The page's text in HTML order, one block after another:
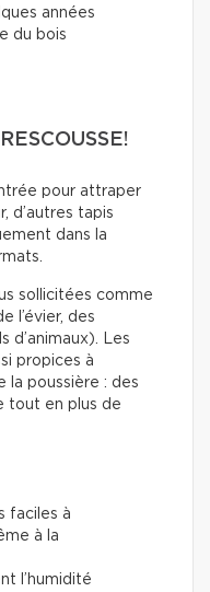
années
du bois
pour attraper
d’autres tapis
dans la
sollicitées comme
l’évier, des
d’animaux). Les
propices à
la poussière : des
tout en plus de
faciles à
à la
l’humidité